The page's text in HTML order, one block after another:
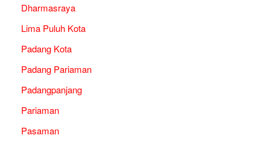
Dharmasraya
Lima Puluh Kota
Padang Kota
Padang Pariaman
Padangpanjang
Pariaman
Pasaman